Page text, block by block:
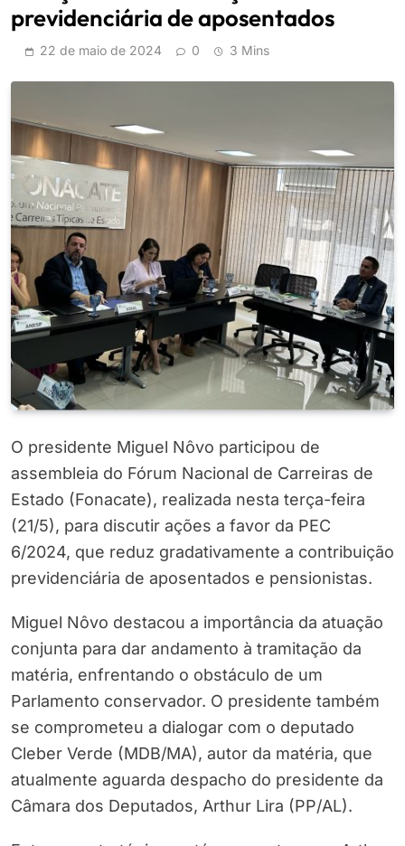
previdenciária de aposentados
22 de maio de 2024 0 3 Mins
O presidente Miguel Nôvo participou de
assembleia do Fórum Nacional de Carreiras de
Estado (Fonacate), realizada nesta terça-feira
(21/5), para discutir ações a favor da PEC
6/2024, que reduz gradativamente a contribuição
previdenciária de aposentados e pensionistas.
Miguel Nôvo destacou a importância da atuação
conjunta para dar andamento à tramitação da
matéria, enfrentando o obstáculo de um
Parlamento conservador. O presidente também
se comprometeu a dialogar com o deputado
Cleber Verde (MDB/MA), autor da matéria, que
atualmente aguarda despacho do presidente da
Câmara dos Deputados, Arthur Lira (PP/AL).